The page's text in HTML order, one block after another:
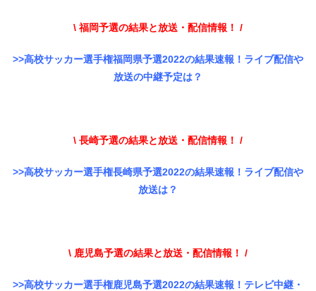
\ 福岡予選の結果と放送・配信情報！ /
>>高校サッカー選手権福岡県予選2022の結果速報！ライブ配信や
放送の中継予定は？
\ 長崎予選の結果と放送・配信情報！ /
>>高校サッカー選手権長崎県予選2022の結果速報！ライブ配信や
放送は？
\ 鹿児島予選の結果と放送・配信情報！ /
>>高校サッカー選手権鹿児島予選2022の結果速報！テレビ中継・